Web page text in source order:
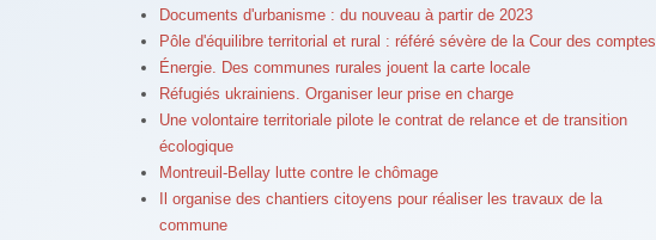
Documents d'urbanisme : du nouveau à partir de 2023
Pôle d'équilibre territorial et rural : référé sévère de la Cour des comptes
Énergie. Des communes rurales jouent la carte locale
Réfugiés ukrainiens. Organiser leur prise en charge
Une volontaire territoriale pilote le contrat de relance et de transition
écologique
Montreuil-Bellay lutte contre le chômage
Il organise des chantiers citoyens pour réaliser les travaux de la
commune